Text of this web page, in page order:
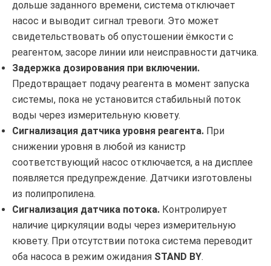
дольше заданного времени, система отключает
насос и выводит сигнал тревоги. Это может
свидетельствовать об опустошении ёмкости с
реагентом, засоре линии или неисправности датчика.
Задержка дозирования при включении.
Предотвращает подачу реагента в момент запуска
системы, пока не установится стабильный поток
воды через измерительную кювету.
Сигнализация датчика уровня реагента. При
снижении уровня в любой из канистр
соответствующий насос отключается, а на дисплее
появляется предупреждение. Датчики изготовлены
из полипропилена.
Сигнализация датчика потока. Контролирует
наличие циркуляции воды через измерительную
кювету. При отсутствии потока система переводит
оба насоса в режим ожидания STAND BY.